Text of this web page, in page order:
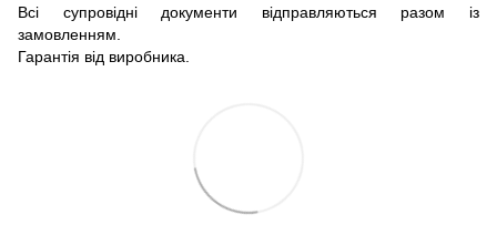
Всі супровідні документи відправляються разом із
замовленням.
Гарантія від виробника.